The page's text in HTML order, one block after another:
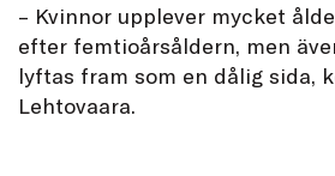
– Kvinnor upplever mycket
efter femtioårsåldern, men
lyftas fram som en dålig sida,
Lehtovaara.